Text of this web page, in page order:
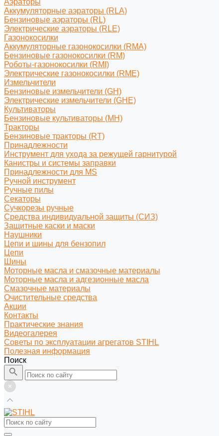
Аэраторы
Аккумуляторные аэраторы (RLA)
Бензиновые аэраторы (RL)
Электрические аэраторы (RLE)
Газонокосилки
Аккумуляторные газонокосилки (RMA)
Бензиновые газонокосилки (RM)
Роботы-газонокосилки (RMI)
Электрические газонокосилки (RME)
Измельчители
Бензиновые измельчители (GH)
Электрические измельчители (GHE)
Культиваторы
Бензиновые культиваторы (MH)
Тракторы
Бензиновые тракторы (RT)
Принадлежности
Инструмент для ухода за режущей гарнитурой
Канистры и системы заправки
Принадлежности для MS
Ручной инструмент
Ручные пилы
Секаторы
Сучкорезы ручные
Средства индивидуальной защиты (СИЗ)
Защитные каски и маски
Наушники
Цепи и шины для бензопил
Цепи
Шины
Моторные масла и смазочные материалы
Моторные масла и адгезионные масла
Смазочные материалы
Очистительные средства
Акции
Контакты
Практические знания
Видеогалерея
Советы по эксплуатации агрегатов STIHL
Полезная информация
Поиск